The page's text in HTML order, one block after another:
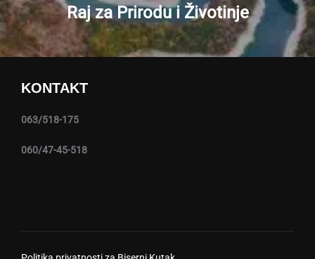
Raj za Prirodu i Životinje
KONTAKT
063/518-175
060/47-45-518